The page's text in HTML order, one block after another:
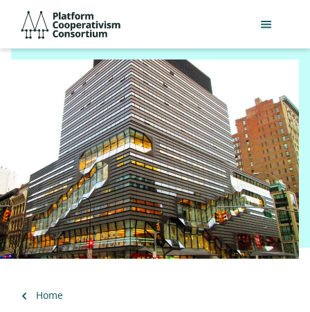
main
content
Consortium
Back
Home